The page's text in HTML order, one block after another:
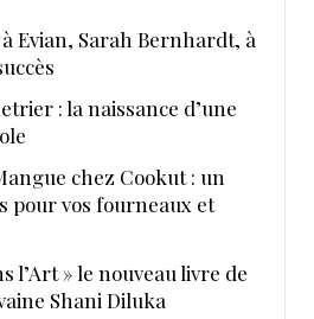
Evian, Sarah Bernhardt, à
: la naissance d’une
chez Cookut : un
pour vos fourneaux et
l’Art » le nouveau livre de
Shani Diluka